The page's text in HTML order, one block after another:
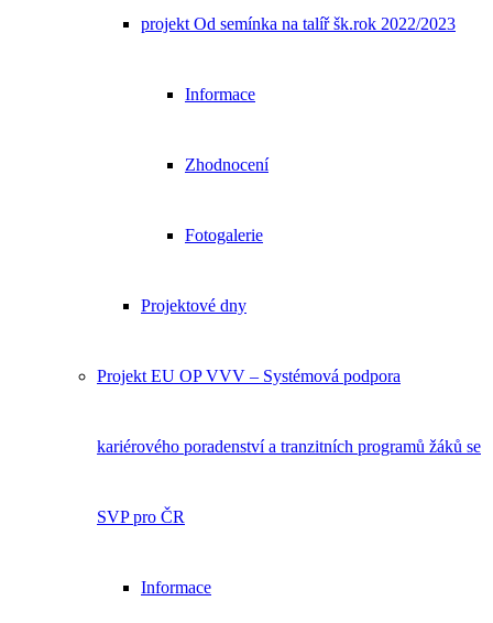
projekt Od semínka na talíř šk.rok 2022/2023
Informace
Zhodnocení
Fotogalerie
Projektové dny
Projekt EU OP VVV – Systémová podpora
kariérového poradenství a tranzitních programů žáků se
SVP pro ČR
Informace